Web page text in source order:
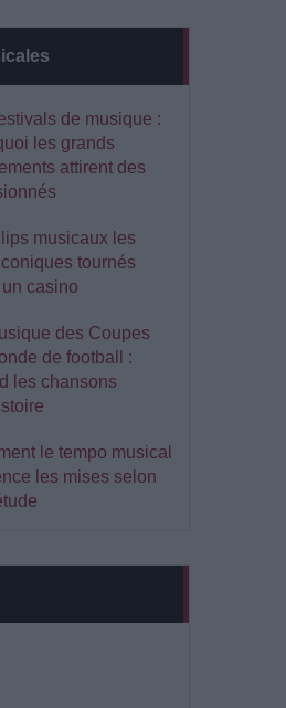
de musique :
les grands
attirent des
musicaux les
tournés
casino
des Coupes
de football :
les chansons
le tempo musical
les mises selon